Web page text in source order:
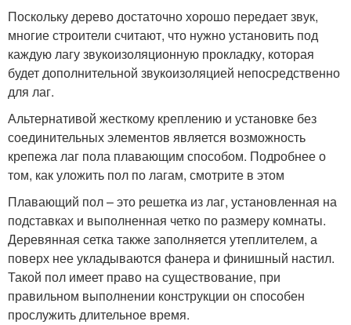
Поскольку дерево достаточно хорошо передает звук,
многие строители считают, что нужно установить под
каждую лагу звукоизоляционную прокладку, которая
будет дополнительной звукоизоляцией непосредственно
для лаг.
Альтернативой жесткому креплению и установке без
соединительных элементов является возможность
крепежа лаг пола плавающим способом. Подробнее о
том, как уложить пол по лагам, смотрите в этом
Плавающий пол – это решетка из лаг, установленная на
подставках и выполненная четко по размеру комнаты.
Деревянная сетка также заполняется утеплителем, а
поверх нее укладываются фанера и финишный настил.
Такой пол имеет право на существование, при
правильном выполнении конструкции он способен
прослужить длительное время.